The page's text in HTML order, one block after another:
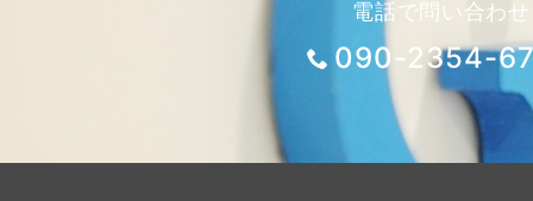
電話で問い合わせ
090-2354-